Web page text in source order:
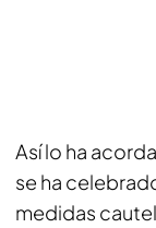
Así lo ha
se ha
medidas